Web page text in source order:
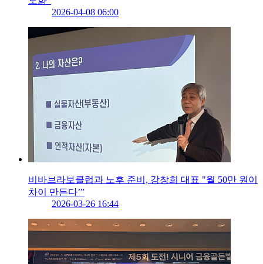
2026-04-08 06:00
비바브라보클럽과 노후 준비, 강창희 대표 "월 50만 원이
차이 만든다’”
2026-03-26 16:44